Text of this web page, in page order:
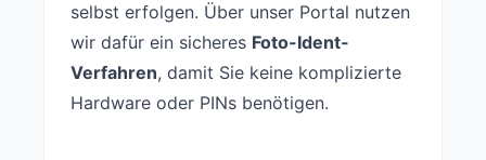
selbst erfolgen. Über unser Portal nutzen
wir dafür ein sicheres Foto-Ident-
Verfahren, damit Sie keine komplizierte
Hardware oder PINs benötigen.